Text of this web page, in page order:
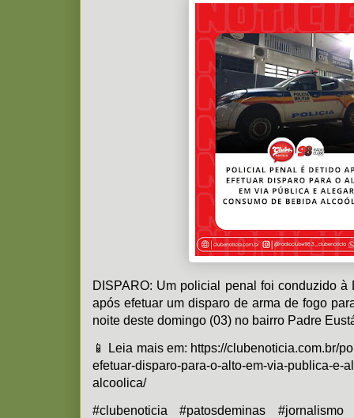
DISPARO: Um policial penal foi conduzido
após efetuar um disparo de arma de fogo
noite deste domingo (03) no bairro Padre
📱 Leia mais em: https://clubenoticia.com.br/
efetuar-disparo-para-o-alto-em-via-publica-e-
alcoolica/
#clubenoticia #patosdeminas #jornalismo